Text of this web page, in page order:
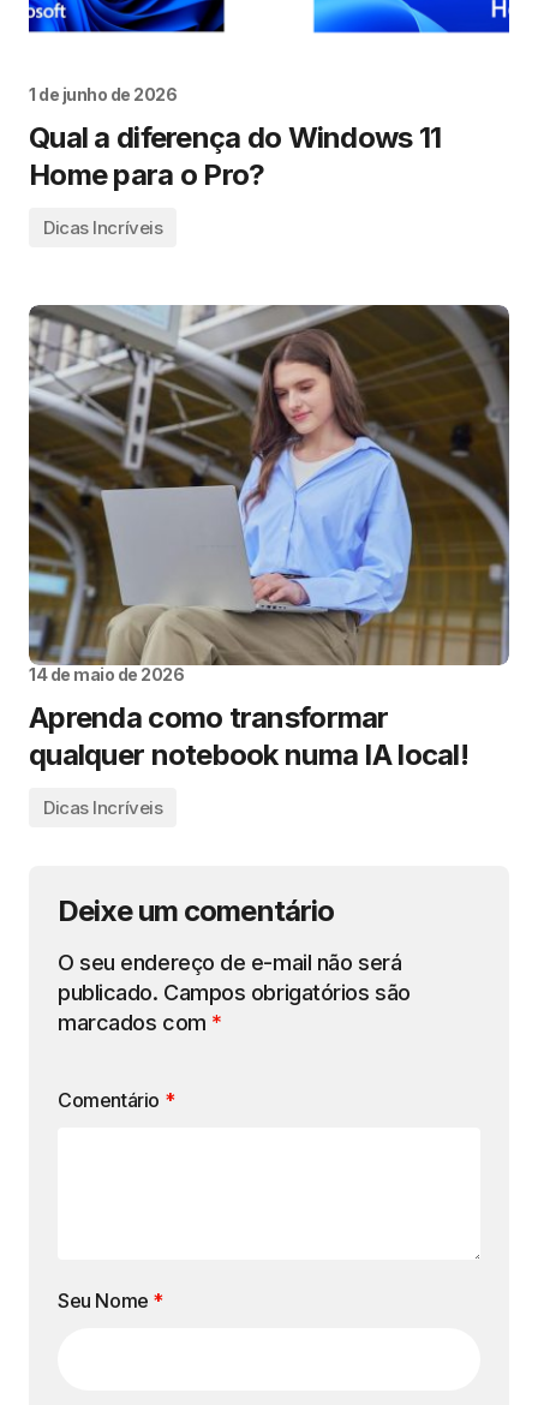
1 de junho de 2026
Qual a diferença do Windows 11
Home para o Pro?
Dicas Incríveis
14 de maio de 2026
Aprenda como transformar
qualquer notebook numa IA local!
Dicas Incríveis
Deixe um comentário
O seu endereço de e-mail não será
publicado. Campos obrigatórios são
marcados com *
Comentário *
Seu Nome *